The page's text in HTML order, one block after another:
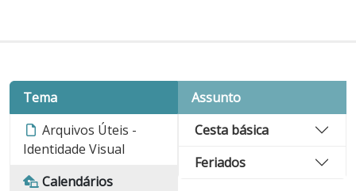
Tema
Arquivos Úteis -
Identidade Visual
Calendários
Assunto
Cesta básica
Feriados